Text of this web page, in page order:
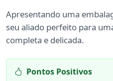
Apresentando uma
seu aliado perfeito para
completa e delicada.
Pontos Positivos